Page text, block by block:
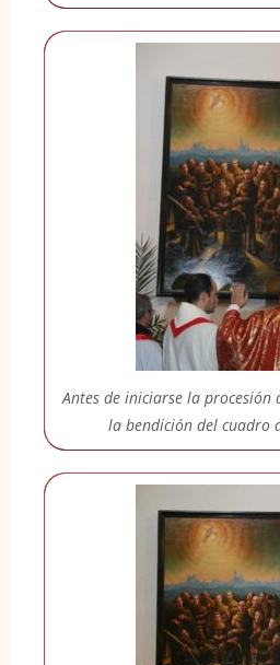
Antes de iniciarse la procesión
la bendición del cuadro